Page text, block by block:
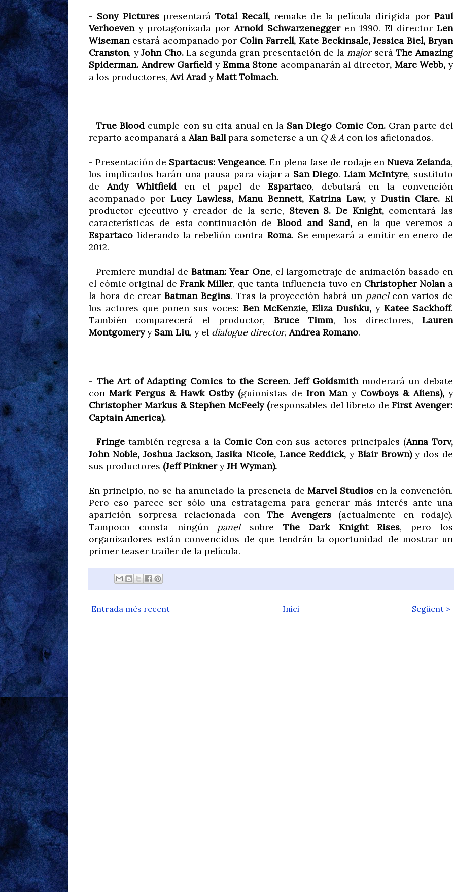
- Sony PicturespresentaráTotal Recall,remake de la película dirigida porPaul
Verhoeveny protagonizada porArnold Schwarzeneggeren 1990. El director Len
Wisemanestará acompañado por Colin Farrell, Kate Beckinsale, Jessica Biel, Bryan
Cranston, yJohn Cho.La segunda gran presentación de la majorseráThe Amazing
Spiderman. Andrew Garfield yEmma Stone acompañarán al director, Marc Webb, y
a los productores, Avi Arad yMatt Tolmach.
-True Blood cumple con su cita anual en la San Diego Comic Con.Gran parte del
reparto acompañará aAlan Ballpara someterse a un Q & Acon los aficionados.
- Presentación de Spartacus: Vengeance. En plena fase de rodaje en Nueva Zelanda,
los implicados harán una pausa para viajar a San Diego. Liam McIntyre, sustituto
deAndy Whitfielden el papel de Espartaco, debutará en la convención
acompañado porLucy Lawless, Manu Bennett, Katrina Law,yDustin Clare.El
productor ejecutivo y creador de la serie, Steven S. De Knight, comentará las
características de esta continuación deBlood and Sand, en la que veremos a
Espartaco liderando la rebelión contra Roma. Se empezará a emitir en enero de
2012.
- Premiere mundial deBatman: Year One, el largometraje de animación basado en
el cómic original deFrank Miller, que tanta influencia tuvo en Christopher Nolana
la hora de crearBatman Begins. Tras la proyección habrá un panelcon varios de
los actores que ponen sus voces: Ben McKenzie, Eliza Dushku, yKatee Sackhoff.
También comparecerá el productor, Bruce Timm, los directores, Lauren
Montgomeryy Sam Liu, y el dialogue director,Andrea Romano.
- The Art of Adapting Comics to the Screen. Jeff Goldsmith moderará un debate
con Mark Fergus & Hawk Ostby (guionistas de Iron Man y Cowboys & Aliens),y
Christopher Markus & Stephen McFeely (responsables del libreto deFirst Avenger:
Captain America).
- Fringetambién regresa a la Comic Concon sus actores principales (Anna Torv,
John Noble, Joshua Jackson, Jasika Nicole, Lance Reddick, yBlair Brown)y dos de
sus productores (Jeff PinkneryJH Wyman).
En principio, no se ha anunciado la presencia deMarvel Studiosen la convención.
Pero eso parece ser sólo una estratagema para generar más interés ante una
aparición sorpresa relacionada con The Avengers(actualmente en rodaje).
Tampoco consta ningún panelsobreThe Dark Knight Rises, pero los
organizadores están convencidos de que tendrán la oportunidad de mostrar un
primer teaser trailer de la película.
Entrada més recent Següent >
Inici